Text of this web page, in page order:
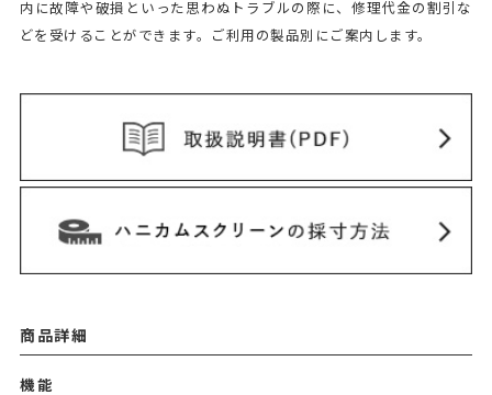
内に故障や破損といった思わぬトラブルの際に、修理代金の割引な
どを受けることができます。ご利用の製品別にご案内します。
商品詳細
機能